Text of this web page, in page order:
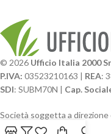
© 2026 Ufficio Italia 2000
P.IVA: 03523210163 | REA:
SDI: SUBM70N | Cap.
Società soggetta a
Holding srl